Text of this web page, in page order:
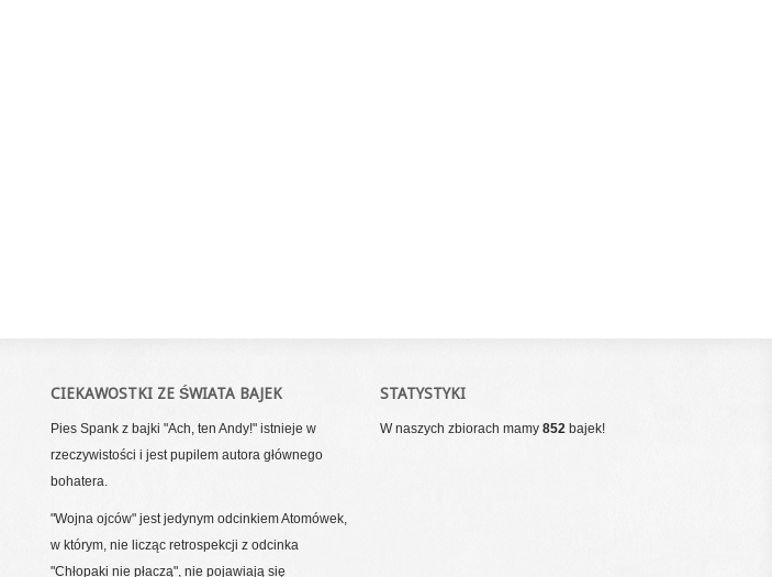
CIEKAWOSTKI ZE ŚWIATA BAJEK
Pies Spank z bajki "Ach, ten Andy!" istnieje w
rzeczywistości i jest pupilem autora głównego
bohatera.
"Wojna ojców" jest jedynym odcinkiem Atomówek,
w którym, nie licząc retrospekcji z odcinka
"Chłopaki nie płaczą", nie pojawiają się
STATYSTYKI
W naszych zbiorach mamy 852 bajek!